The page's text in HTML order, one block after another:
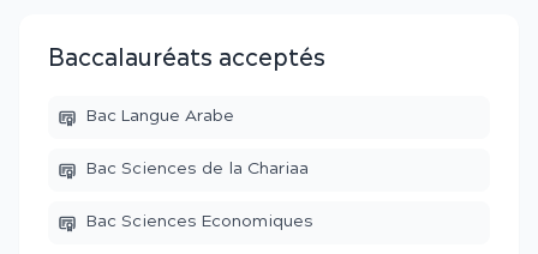
Baccalauréats acceptés
Bac Langue Arabe
Bac Sciences de la Chariaa
Bac Sciences Economiques